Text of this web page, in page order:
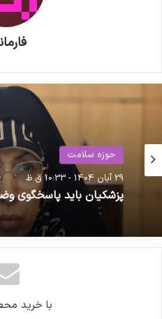
مودیان
آئین
به زودی
حوزه سلامت
29 آبان 1404 - 10:33 ق.ظ
پزشکیان باید پاسخگوی
دارو
9 خرداد 1405 - 4:13 ب.ظ
دسترسی پزشکان به لیست
سامانه/ ملاک قیمت دارو
با خرید